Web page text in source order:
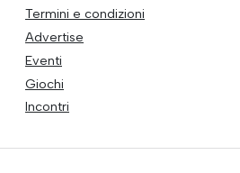
Termini e condizioni
Advertise
Eventi
Giochi
Incontri